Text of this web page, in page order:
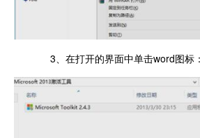
3、在打开的界面中单击word图标：